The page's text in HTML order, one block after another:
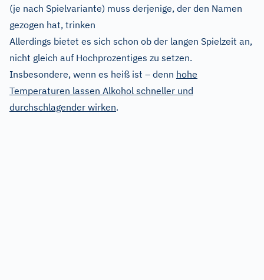
(je nach Spielvariante) muss derjenige, der den Namen
gezogen hat, trinken
Allerdings bietet es sich schon ob der langen Spielzeit an,
nicht gleich auf Hochprozentiges zu setzen.
Insbesondere, wenn es heiß ist – denn hohe
Temperaturen lassen Alkohol schneller und
durchschlagender wirken.